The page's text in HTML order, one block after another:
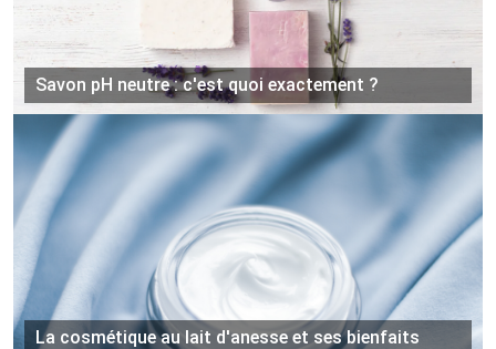
Savon pH neutre : c'est quoi exactement ?
La cosmétique au lait d'anesse et ses bienfaits